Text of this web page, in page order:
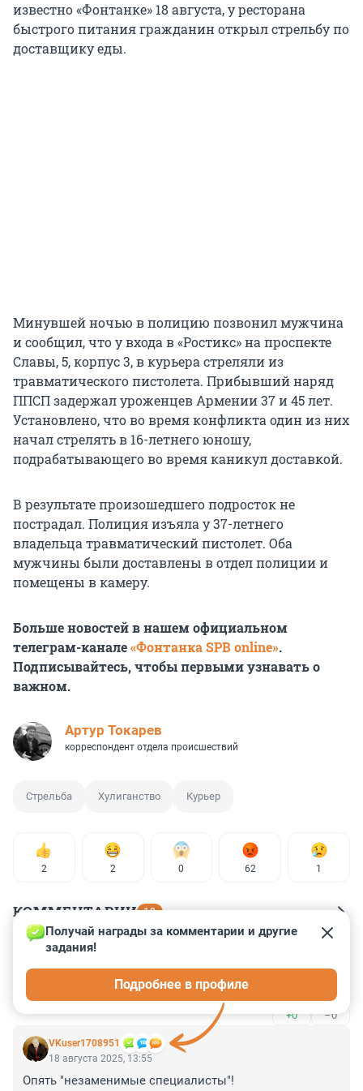
известно «Фонтанке» 18 августа, у ресторана
быстрого питания гражданин открыл стрельбу по
доставщику еды.
Минувшей ночью в полицию позвонил мужчина
и сообщил, что у входа в «Ростикс» на проспекте
Славы, 5, корпус 3, в курьера стреляли из
травматического пистолета. Прибывший наряд
ППСП задержал уроженцев Армении 37 и 45 лет.
Установлено, что во время конфликта один из них
начал стрелять в 16-летнего юношу,
подрабатывающего во время каникул доставкой.
В результате произошедшего подросток не
пострадал. Полиция изъяла у 37-летнего
владельца травматический пистолет. Оба
мужчины были доставлены в отдел полиции и
помещены в камеру.
Больше новостей в нашем официальном
телеграм-канале«Фонтанка SPB online».
Подписывайтесь, чтобы первыми узнавать о
важном.
Артур Токарев
корреспондент отдела происшествий
Стрельба Хулиганство Курьер
2 2 0 62 1
КОММЕНТАРИИ 19
Гость
+0 –0
VKuser1708951
Получай награды за комментарии и другие
задания!
Подробнее в профиле
18 августа 2025, 13:55
Опять "незаменимые специалисты"!